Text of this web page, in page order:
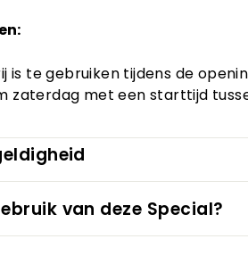
is te gebruiken tijdens de
zaterdag met een starttijd
van deze Special?